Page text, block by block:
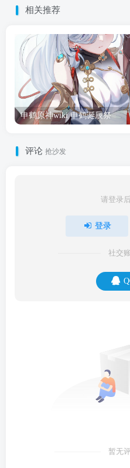
相关推荐
申鹤原神wiki 申鹤诞辰祭
评论 抢沙发
请登录
登录
社交
暂无